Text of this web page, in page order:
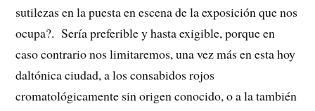
sutilezas en la puesta en escena de la exposición que nos
ocupa?. Sería preferible y hasta exigible, porque en
caso contrario nos limitaremos, una vez más en esta hoy
daltónica ciudad, a los consabidos rojos
cromatológicamente sin origen conocido, o a la también